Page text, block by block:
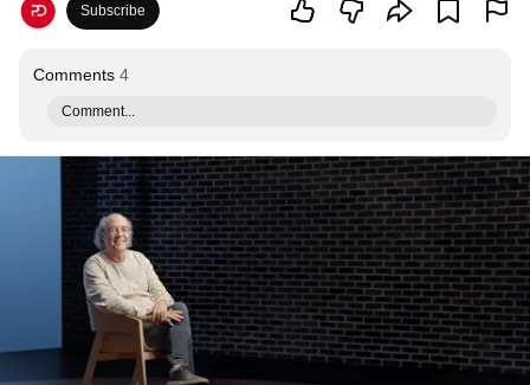
Subscribe
Comments 4
Comment...